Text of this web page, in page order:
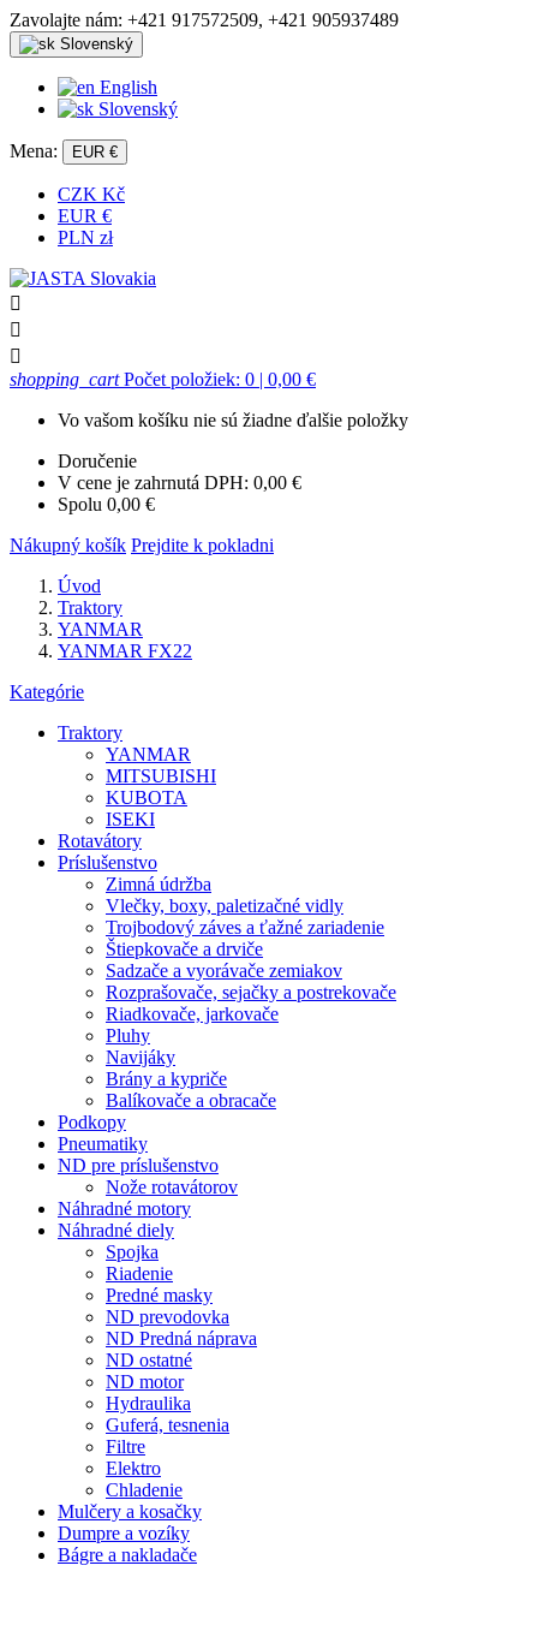
Zavolajte nám: +421 917572509, +421 905937489
Slovenský
English
Slovenský
Mena: EUR €
CZK Kč
EUR €
PLN zł



shopping_cart Počet položiek: 0 | 0,00 €
Vo vašom košíku nie sú žiadne ďalšie položky
Doručenie
V cene je zahrnutá DPH: 0,00 €
Spolu 0,00 €
Nákupný košík Prejdite k pokladni
Úvod
Traktory
YANMAR
YANMAR FX22
Kategórie
Traktory
YANMAR
MITSUBISHI
KUBOTA
ISEKI
Rotavátory
Príslušenstvo
Zimná údržba
Vlečky, boxy, paletizačné vidly
Trojbodový záves a ťažné zariadenie
Štiepkovače a drviče
Sadzače a vyorávače zemiakov
Rozprašovače, sejačky a postrekovače
Riadkovače, jarkovače
Pluhy
Navijáky
Brány a kypriče
Balíkovače a obracače
Podkopy
Pneumatiky
ND pre príslušenstvo
Nože rotavátorov
Náhradné motory
Náhradné diely
Spojka
Riadenie
Predné masky
ND prevodovka
ND Predná náprava
ND ostatné
ND motor
Hydraulika
Guferá, tesnenia
Filtre
Elektro
Chladenie
Mulčery a kosačky
Dumpre a vozíky
Bágre a nakladače